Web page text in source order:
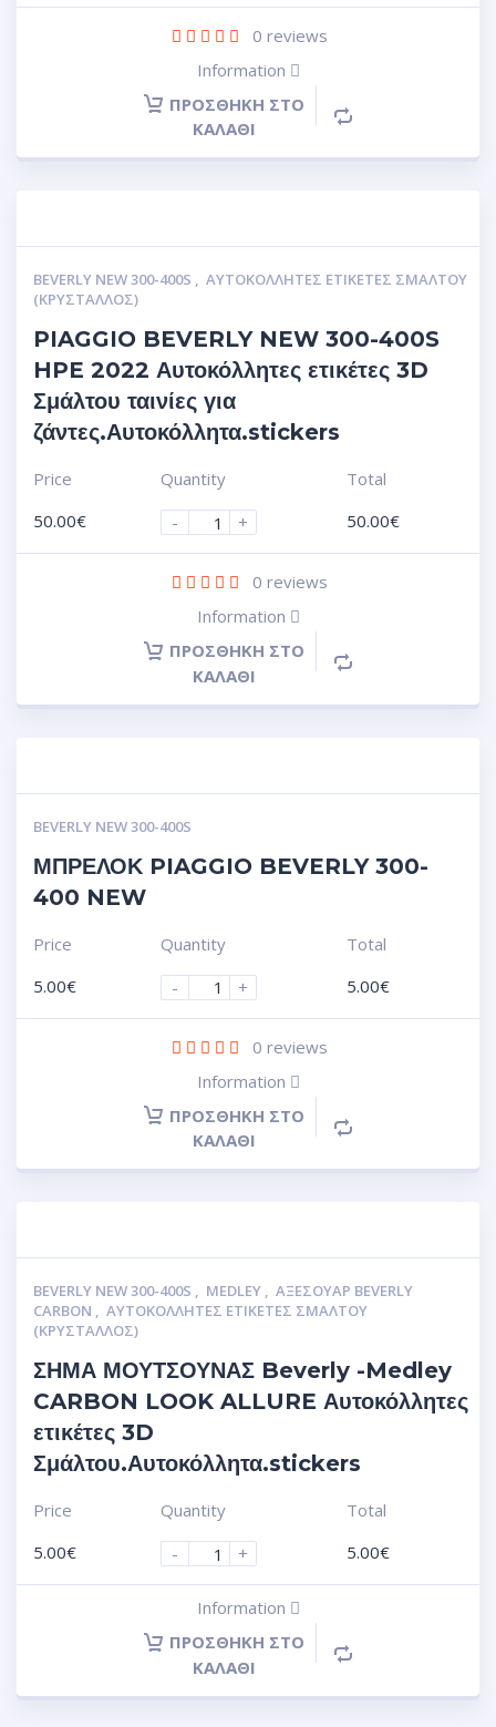
0 reviews
Information
ΠΡΟΣΘΉΚΗ ΣΤΟ
ΚΑΛΆΘΙ
BEVERLY NEW 300-400S , ΑΥΤΟΚΌΛΛΗΤΕΣ ΕΤΙΚΈΤΕΣ ΣΜΆΛΤΟΥ
(ΚΡΥΣΤΑΛΛΟΣ)
PIAGGIO BEVERLY NEW 300-400S
HPE 2022 Αυτοκόλλητες ετικέτες 3D
Σμάλτου ταινίες για
ζάντες.Αυτοκόλλητα.stickers
Price
50.00€
Quantity
-
+
Total
50.00€
0 reviews
Information
ΠΡΟΣΘΉΚΗ ΣΤΟ
ΚΑΛΆΘΙ
BEVERLY NEW 300-400S
ΜΠΡΕΛΟΚ PIAGGIO BEVERLY 300-
400 NEW
Price
5.00€
Quantity
-
+
Total
5.00€
0 reviews
Information
ΠΡΟΣΘΉΚΗ ΣΤΟ
ΚΑΛΆΘΙ
BEVERLY NEW 300-400S , MEDLEY , ΑΞΕΣΟΥΑΡ BEVERLY
CARBON , ΑΥΤΟΚΌΛΛΗΤΕΣ ΕΤΙΚΈΤΕΣ ΣΜΆΛΤΟΥ
(ΚΡΥΣΤΑΛΛΟΣ)
ΣΗΜΑ ΜΟΥΤΣΟΥΝΑΣ Beverly -Medley
CARBON LOOK ALLURE Αυτοκόλλητες
ετικέτες 3D
Σμάλτου.Αυτοκόλλητα.stickers
Price
5.00€
Quantity
-
+
Total
5.00€
Information
ΠΡΟΣΘΉΚΗ ΣΤΟ
ΚΑΛΆΘΙ